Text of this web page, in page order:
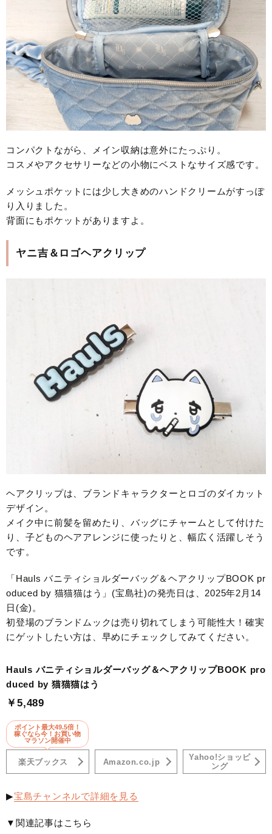
コンパクトながら、メイン収納は意外にたっぷり。
コスメやアクセサリーなどの小物にベストなサイズ感です。
メッシュポケットには少し大きめのハンドクリームがすっぽ
り入りました。
背面にもポケットがありますよ。
ヤニ吉＆ロゴヘアクリップ
ヘアクリップは、ブランドキャラクターとロゴのダイカット
デザイン。
メイク中に前髪を留めたり、バッグにチャームとして付けた
り、子どものヘアアレンジに使ったりと、幅広く活躍しそう
です。
「Hauls バニティショルダーバッグ＆ヘアクリップBOOK pr
oduced by 猫猫猫はう」(宝島社)の発売日は、2025年2月14
日(金)。
初登場のブランドムックは売り切れてしまう可能性大！確実
にゲットしたい方は、早めにチェックしてみてください。
Hauls バニティショルダーバッグ＆ヘアクリップBOOK pro
duced by 猫猫猫はう
￥5,489
ポイント最大49.5倍！
稼ぐなら今！お買い物
マラソン開催中
楽天ブックス Amazon.co.jp
Yahoo!ショッピ
ング
▶宝島チャンネルで詳細を見る
▼関連記事はこちら